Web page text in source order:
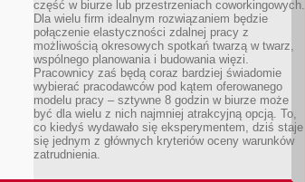
część w biurze lub przestrzeniach coworkingowych.
Dla wielu firm idealnym rozwiązaniem będzie
połączenie elastyczności zdalnej pracy z
możliwością okresowych spotkań twarzą w twarz,
wspólnego planowania i budowania więzi.
Pracownicy zaś będą coraz bardziej świadomie
wybierać pracodawców pod kątem oferowanego
modelu pracy – sztywne 8 godzin w biurze może
być dla wielu z nich najmniej atrakcyjną opcją. To,
co kiedyś wydawało się eksperymentem, dziś staje
się jednym z głównych kryteriów oceny warunków
zatrudnienia.